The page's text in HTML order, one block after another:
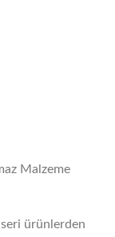
Malzeme
ürünlerden